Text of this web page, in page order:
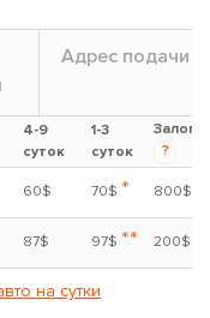
Адрес подачи
4-9
суток
1-3
суток
Залог
?
60$ 70$ * 800$
87$ 97$ ** 200$
на сутки